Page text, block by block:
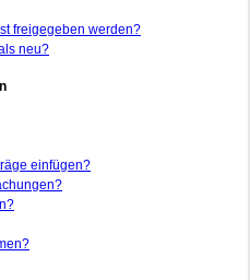
freigegeben werden?
neu?
einfügen?